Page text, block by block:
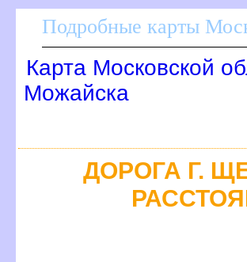
Подробные карты
Карта Московской
Можайска
ДОРОГА Г.